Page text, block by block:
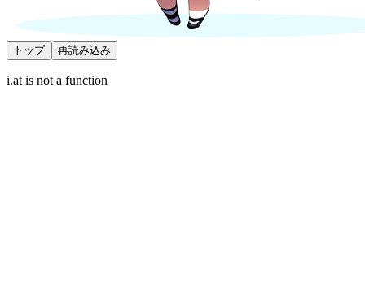
トップ 再読み込み
i.at is not a function